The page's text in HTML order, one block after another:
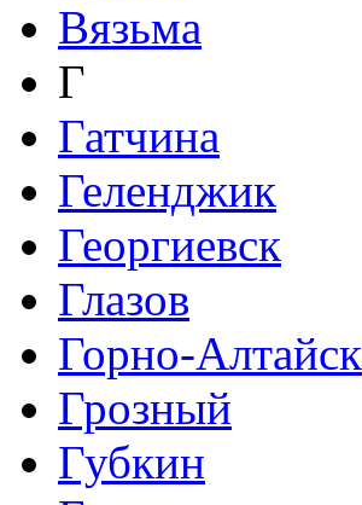
Вязьма
Г
Гатчина
Геленджик
Георгиевск
Глазов
Горно-Алтайск
Грозный
Губкин